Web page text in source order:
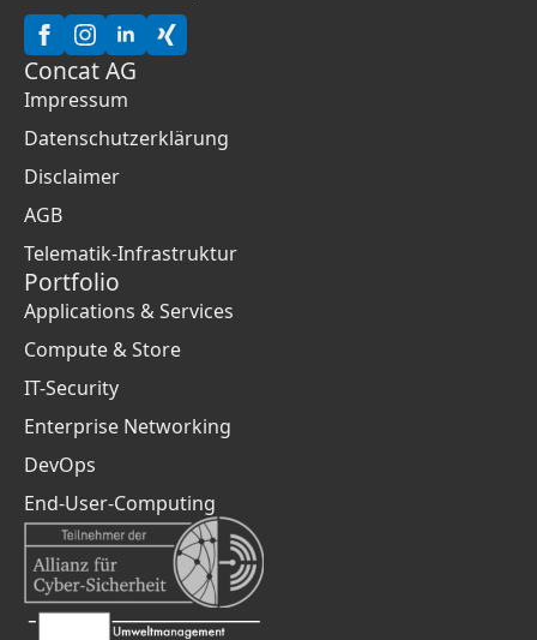
Concat AG
Impressum
Datenschutzerklärung
Disclaimer
AGB
Telematik-Infrastruktur
Portfolio
Applications & Services
Compute & Store
IT-Security
Enterprise Networking
DevOps
End-User-Computing